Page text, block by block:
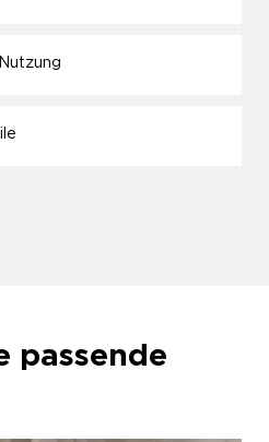
passende